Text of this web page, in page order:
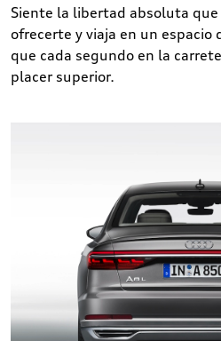
Siente la libertad absoluta que
ofrecerte y viaja en un espacio
que cada segundo en la
placer superior.